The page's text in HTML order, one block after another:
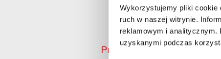
Wykorzystujemy pliki cookie
ruch w naszej witrynie.
reklamowym i analitycznym.
uzyskanymi podczas